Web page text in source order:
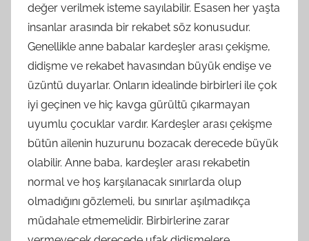
değer verilmek isteme sayılabilir. Esasen her yaşta
insanlar arasında bir rekabet söz konusudur.
Genellikle anne babalar kardeşler arası çekişme,
didişme ve rekabet havasından büyük endişe ve
üzüntü duyarlar. Onların idealinde birbirleri ile çok
iyi geçinen ve hiç kavga gürültü çıkarmayan
uyumlu çocuklar vardır. Kardeşler arası çekişme
bütün ailenin huzurunu bozacak derecede büyük
olabilir. Anne baba, kardeşler arası rekabetin
normal ve hoş karşılanacak sınırlarda olup
olmadığını gözlemeli, bu sınırlar aşılmadıkça
müdahale etmemelidir. Birbirlerine zarar